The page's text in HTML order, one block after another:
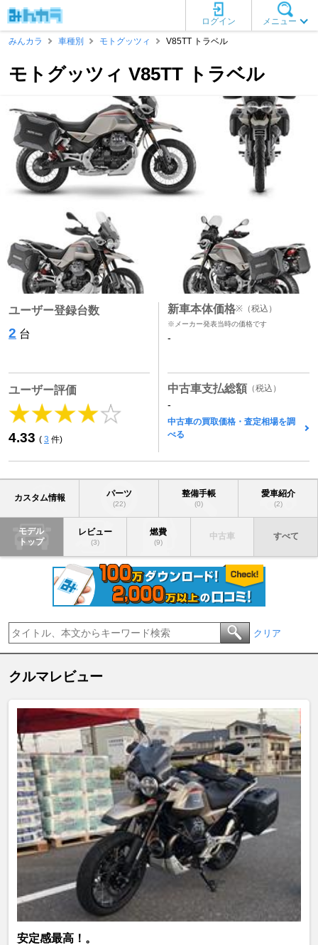
メニュー
ログイン
みんカラ
車種別 モトグッツィ V85TT トラベル
モトグッツィ V85TT トラベル
ユーザー登録台数
2 台
ユーザー評価
4.33 ( 3 件)
新車本体価格※ （税込）
※メーカー発表当時の価格です
-
中古車支払総額 （税込）
-
中古車の買取価格・査定相場を調
べる
カスタム情報 パーツ
(22)
整備手帳
(0)
愛車紹介
(2)
モデル
トップ
レビュー
(3)
燃費
(9)
中古車 すべて
クリア
クルマレビュー
安定感最高！。